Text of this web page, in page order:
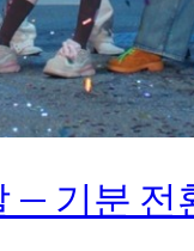
— 기분